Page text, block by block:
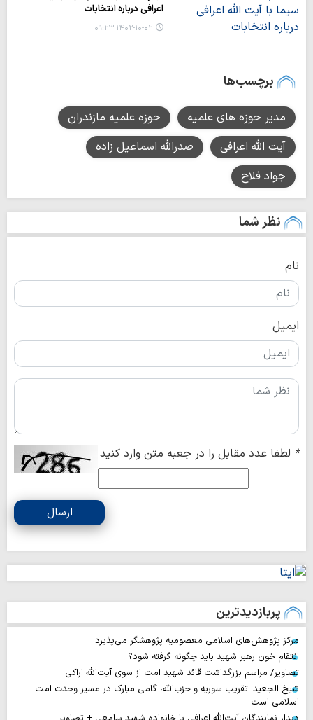
اعرافی درباره انتخابات
۱۴۰۲-۱۰-۰۲ ۰۹:۲۳
برچسب‌ها
مدیر حوزه های علمیه
حوزه علمیه مازندران
آیت الله اعرافی
صدرالله اسماعیل زاده
جواد فلاح
نظر شما
نام
ایمیل
* لطفا عدد مقابل را در جعبه متن وارد کنید
ارسال
پربازدیدترین
مرکز پژوهش‌های اسلامی معصومیه پژوهشگر می‌پذیرد
انتقام خون رهبر شهید باید چگونه گرفته شود؟
تصاویر/ مراسم بزرگداشت قائد شهید امت از سوی آیت‌الله اراکی
شیخ الجعید: تقریب سوریه و حزب‌الله، گامی مبارک در مسیر وحدت امت
اسلامی است